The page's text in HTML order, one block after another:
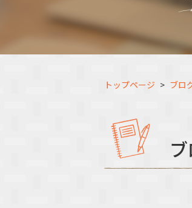
トップページ ブロ